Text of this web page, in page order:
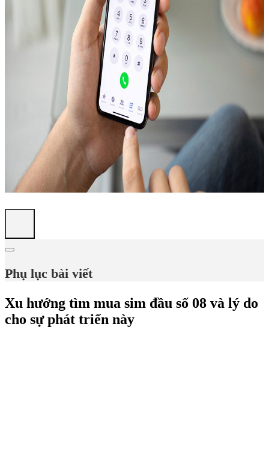
Phụ lục bài viết
Xu hướng tìm mua sim đầu số 08 và lý do
cho sự phát triển này